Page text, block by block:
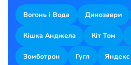
Вогонь і Вода Динозаври
Кішка Анджела Кіт Том
Зомботрон Гугл Яндекс